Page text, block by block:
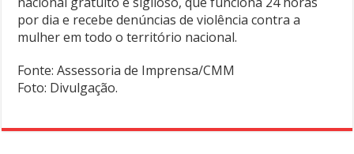
por dia e recebe denúncias de violência contra a
mulher em todo o território nacional.
Fonte: Assessoria de Imprensa/CMM
Foto: Divulgação.